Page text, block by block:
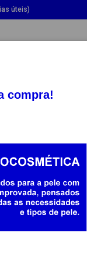
úteis)
DROPDOWN
BEBÉ E MAMÃ
- A
e
e
e coloridos,